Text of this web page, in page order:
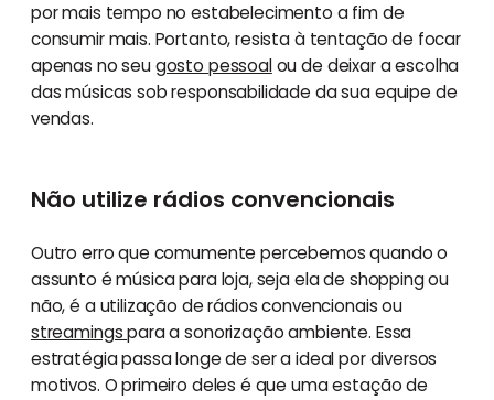
por mais tempo no estabelecimento a fim de
consumir mais. Portanto, resista à tentação de focar
apenas no seugosto pessoalou de deixar a escolha
das músicas sob responsabilidade da sua equipe de
vendas.
Não utilize rádios convencionais
Outro erro que comumente percebemos quando o
assunto é música para loja, seja ela de shopping ou
não, é a utilização de rádios convencionais ou
streamingspara a sonorização ambiente. Essa
estratégia passa longe de ser a ideal por diversos
motivos. O primeiro deles é que uma estação de